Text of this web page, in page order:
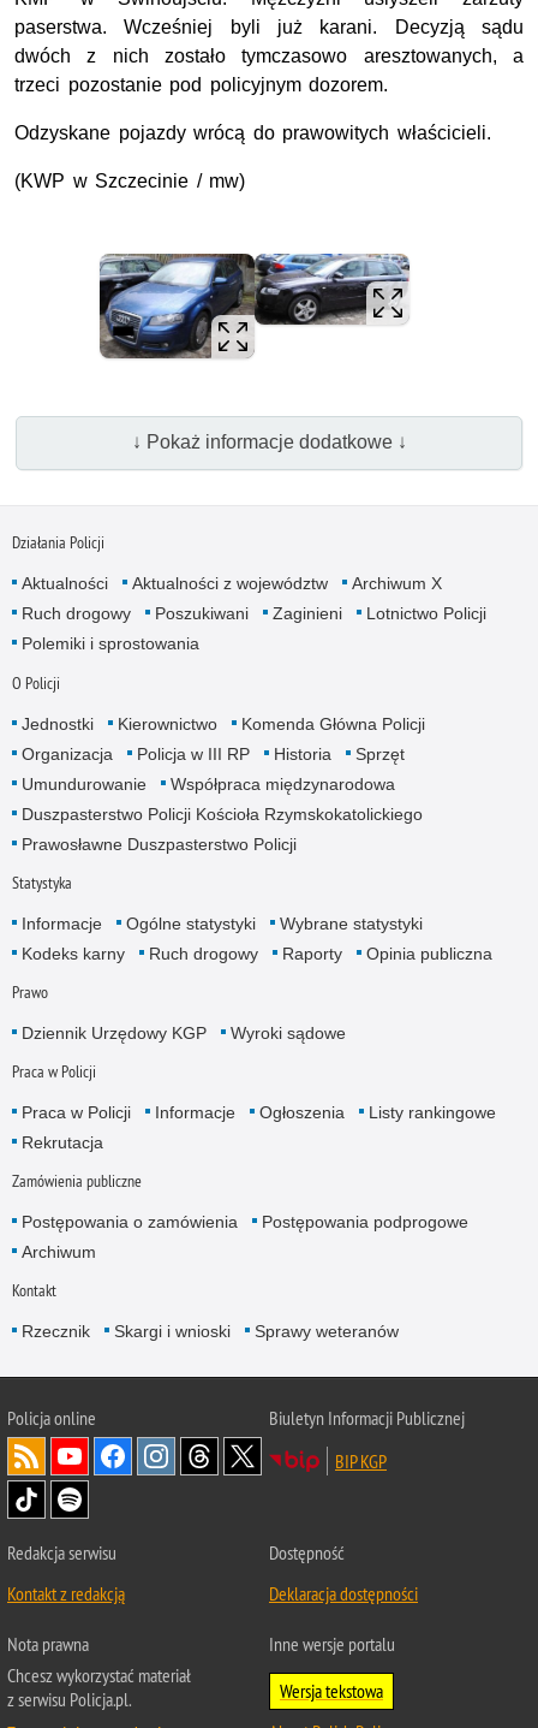
paserstwa. Wcześniej byli już karani. Decyzją sądu
dwóch z nich zostało tymczasowo aresztowanych, a
trzeci pozostanie pod policyjnym dozorem.
Odzyskane pojazdy wrócą do prawowitych właścicieli.
(KWP w Szczecinie / mw)
↓ Pokaż informacje dodatkowe ↓
Działania Policji
Aktualności Aktualności z województw
Archiwum X
Ruch drogowy
Poszukiwani Zaginieni
Lotnictwo Policji
Polemiki i sprostowania
O Policji
Jednostki Kierownictwo
Komenda Główna Policji
Organizacja
Policja w III RP Historia
Sprzęt
Umundurowanie
Współpraca międzynarodowa
Duszpasterstwo Policji Kościoła Rzymskokatolickiego
Prawosławne Duszpasterstwo Policji
Statystyka
Informacje Ogólne statystyki
Wybrane statystyki
Kodeks karny
Ruch drogowy Raporty Opinia publiczna
Prawo
Dziennik Urzędowy KGP Wyroki sądowe
Praca w Policji
Praca w Policji Informacje Ogłoszenia
Listy rankingowe
Rekrutacja
Zamówienia publiczne
Postępowania o zamówienia
Postępowania podprogowe
Archiwum
Kontakt
Rzecznik Skargi i wnioski Sprawy weteranów
Policjaonline
Biuletyn Informacji Publicznej
BIP KGP
Redakcja serwisu
Kontakt z redakcją
Dostępność
Deklaracja dostępności
Nota prawna
Chcesz wykorzystać materiał
z serwisu Policja.pl.
Inne wersje portalu
Wersja tekstowa